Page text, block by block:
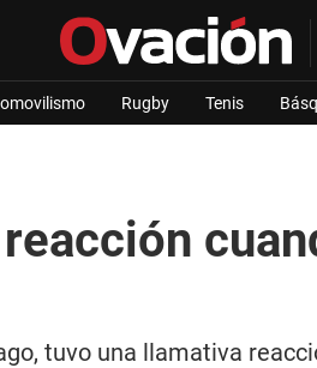
Rugby Tenis
tuvo una llamativa